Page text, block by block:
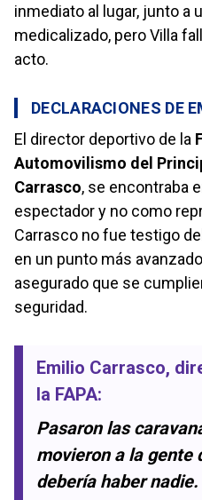
inmediato al lugar, junto a
medicalizado, pero Villa
acto.
DECLARACIONES DE
El director deportivo de la
Automovilismo del
Carrasco, se encontraba
espectador y no como
Carrasco no fue testigo
en un punto más
asegurado que se
seguridad.
Emilio Carrasco,
la FAPA:
Pasaron las
movieron a la gente
debería haber nadie.